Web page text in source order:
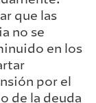
que las
no se
en los
por el
de la deuda